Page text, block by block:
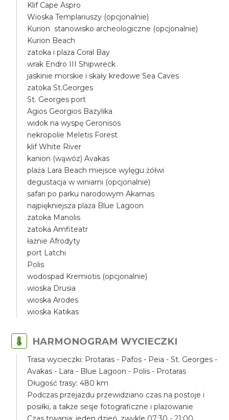
Klif Cape Aspro
Wioska Templariuszy (opcjonalnie)
Kurion stanowisko archeologiczne (opcjonalnie)
Kurion Beach
zatoka i plaża Coral Bay
wrak Endro III Shipwreck
jaskinie morskie i skały kredowe Sea Caves
zatoka St.Georges
St. Georges port
Agios Georgios Bazylika
widok na wyspę Geronisos
nekropolie Meletis Forest
klif White River
kanion (wąwóz) Avakas
plaża Lara Beach miejsce wylęgu żółwi
degustacja w winiarni (opcjonalnie)
safari po parku narodowym Akamas
najpiękniejsza plaża Blue Lagoon
zatoka Manolis
zatoka Amfiteatr
łaźnie Afrodyty
port Latchi
Polis
wodospad Kremiotis (opcjonalnie)
wioska Drusia
wioska Arodes
wioska Katikas
HARMONOGRAM WYCIECZKI
Trasa wycieczki: Protaras - Pafos - Peia - St. Georges -
Avakas - Lara - Blue Lagoon - Polis - Protaras
Długość trasy: 480 km
Podczas przejazdu przewidziano czas na postoje i
posiłki, a także sesje fotograficzne i plażowanie